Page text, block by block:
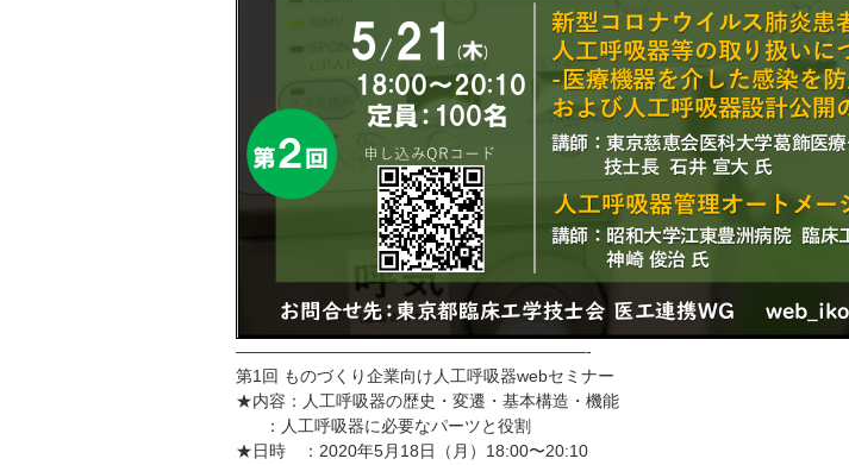
—————————————————————-
第1回 ものづくり企業向け人工呼吸器webセミナー
★内容：人工呼吸器の歴史・変遷・基本構造・機能
：人工呼吸器に必要なパーツと役割
★日時 ：2020年5月18日（月）18:00〜20:10